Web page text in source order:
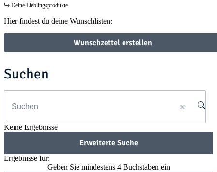
Deine Lieblingsprodukte
Hier findest du deine Wunschlisten:
Wunschzettel erstellen
Suchen
Keine Ergebnisse
Erweiterte Suche
Ergebnisse für:
Geben Sie mindestens 4 Buchstaben ein